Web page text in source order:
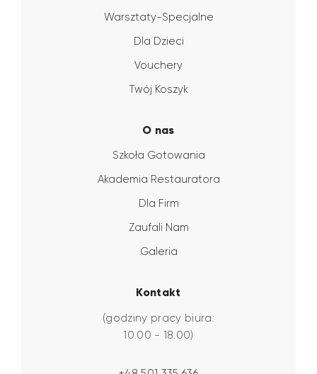
Warsztaty-Specjalne
Dla Dzieci
Vouchery
Twój Koszyk
O nas
Szkoła Gotowania
Akademia Restauratora
Dla Firm
Zaufali Nam
Galeria
Kontakt
(godziny pracy biura:
10.00 - 18.00)